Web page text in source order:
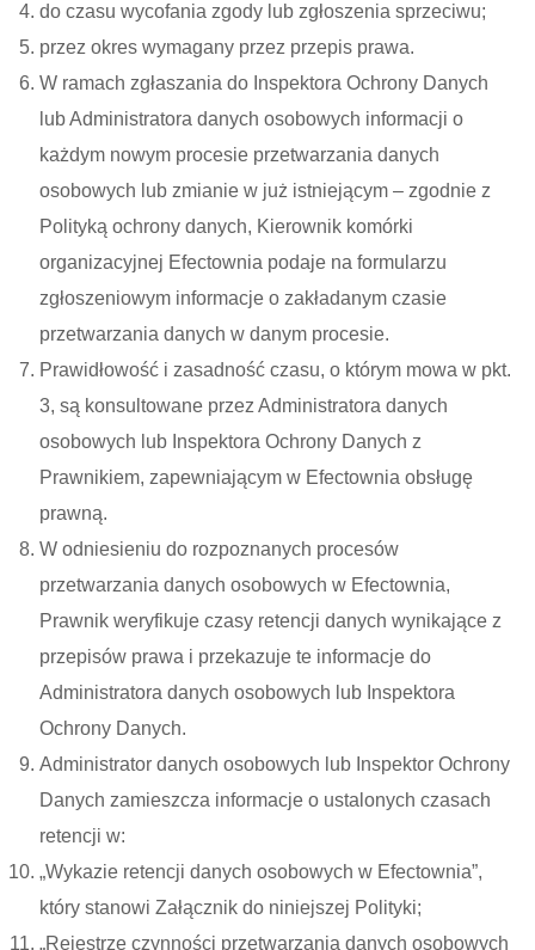
do czasu wycofania zgody lub zgłoszenia sprzeciwu;
przez okres wymagany przez przepis prawa.
W ramach zgłaszania do Inspektora Ochrony Danych
lub Administratora danych osobowych informacji o
każdym nowym procesie przetwarzania danych
osobowych lub zmianie w już istniejącym – zgodnie z
Polityką ochrony danych, Kierownik komórki
organizacyjnej Efectownia podaje na formularzu
zgłoszeniowym informacje o zakładanym czasie
przetwarzania danych w danym procesie.
Prawidłowość i zasadność czasu, o którym mowa w pkt.
3, są konsultowane przez Administratora danych
osobowych lub Inspektora Ochrony Danych z
Prawnikiem, zapewniającym w Efectownia obsługę
prawną.
W odniesieniu do rozpoznanych procesów
przetwarzania danych osobowych w Efectownia,
Prawnik weryfikuje czasy retencji danych wynikające z
przepisów prawa i przekazuje te informacje do
Administratora danych osobowych lub Inspektora
Ochrony Danych.
Administrator danych osobowych lub Inspektor Ochrony
Danych zamieszcza informacje o ustalonych czasach
retencji w:
„Wykazie retencji danych osobowych w Efectownia”,
który stanowi Załącznik do niniejszej Polityki;
„Rejestrze czynności przetwarzania danych osobowych